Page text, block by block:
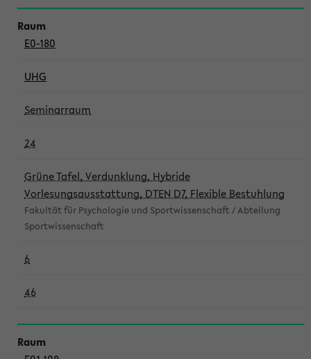
E0-180
UHG
Seminarraum
24
Grüne Tafel, Verdunklung, Hybride
Vorlesungsausstattung, DTEN D7, Flexible Bestuhlung
Fakultät für Psychologie und Sportwissenschaft / Abteilung
Sportwissenschaft
6
46